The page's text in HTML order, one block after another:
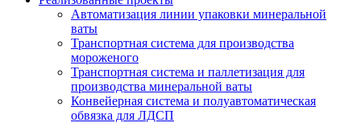
Автоматизация линии упаковки минеральной
ваты
Транспортная система для производства
мороженого
Транспортная система и паллетизация для
производства минеральной ваты
Конвейерная система и полуавтоматическая
обвязка для ЛДСП